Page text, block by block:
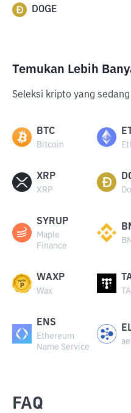
DOGE
Temukan Lebih
Seleksi kripto yang
BTC
Bitcoin
XRP
XRP
SYRUP
Maple
Finance
WAXP
Wax
ENS
Ethereum
Name Service
FAQ